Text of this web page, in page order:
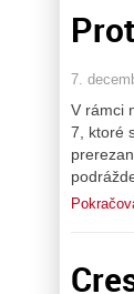
7.
V rámci
7, ktoré